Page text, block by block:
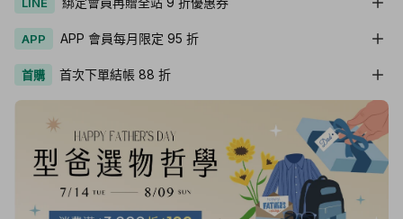
APP APP 會員每月限定 95 折
首購 首次下單結帳 88 折